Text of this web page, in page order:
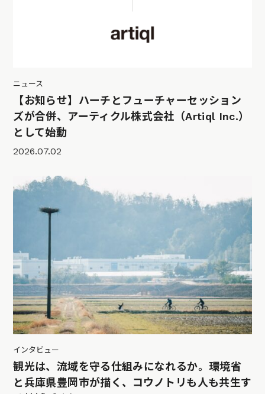
ニュース
【お知らせ】ハーチとフューチャーセッション
ズが合併、アーティクル株式会社（Artiql Inc.）
として始動
2026.07.02
インタビュー
観光は、流域を守る仕組みになれるか。環境省
と兵庫県豊岡市が描く、コウノトリも人も共生す